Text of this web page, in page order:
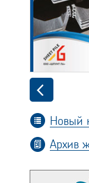
Новый
Архив